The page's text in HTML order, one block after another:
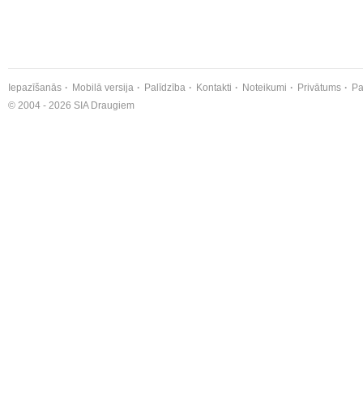
Iepazīšanās Mobilā versija Palīdzība Kontakti Noteikumi Privātums
© 2004 - 2026 SIA Draugiem